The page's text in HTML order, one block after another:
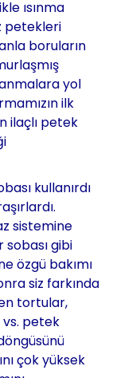
ısınma
petekleri
boruların
yol
ilk
ilaçlı petek
kullanırdı
sistemine
gibi
özgü bakımı
siz farkında
tortular,
petek
çok yüksek